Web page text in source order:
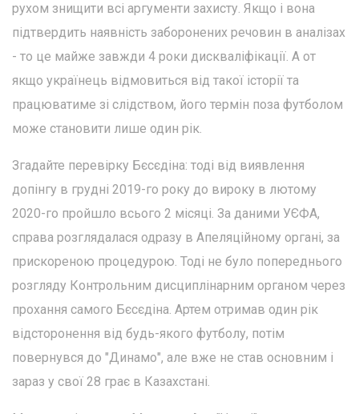
рухом знищити всі аргументи захисту. Якщо і вона
підтвердить наявність заборонених речовин в аналізах
- то це майже завжди 4 роки дискваліфікації. А от
якщо українець відмовиться від такої історії та
працюватиме зі слідством, його термін поза футболом
може становити лише один рік.
Згадайте перевірку Бєсєдіна: тоді від виявлення
допінгу в грудні 2019-го року до вироку в лютому
2020-го пройшло всього 2 місяці. За даними УЄФА,
справа розглядалася одразу в Апеляційному органі, за
прискореною процедурою. Тоді не було попереднього
розгляду Контрольним дисциплінарним органом через
прохання самого Бєсєдіна. Артем отримав один рік
відсторонення від будь-якого футболу, потім
повернувся до "Динамо", але вже не став основним і
зараз у свої 28 грає в Казахстані.